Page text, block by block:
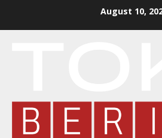
August 10,